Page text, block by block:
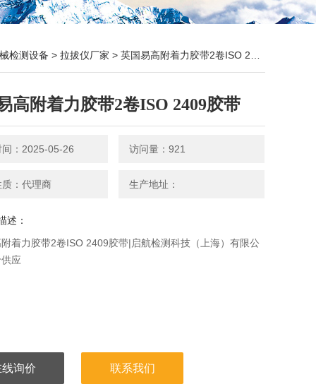
检测设备 > 拉拔仪厂家 > 英国易高附着力胶带2卷ISO 2409胶带
高附着力胶带2卷ISO 2409胶带
间：2025-05-26 访问量：921
质：代理商 生产地址：
述：
着力胶带2卷ISO 2409胶带|启航检测科技（上海）有限公
应
询价 联系我们